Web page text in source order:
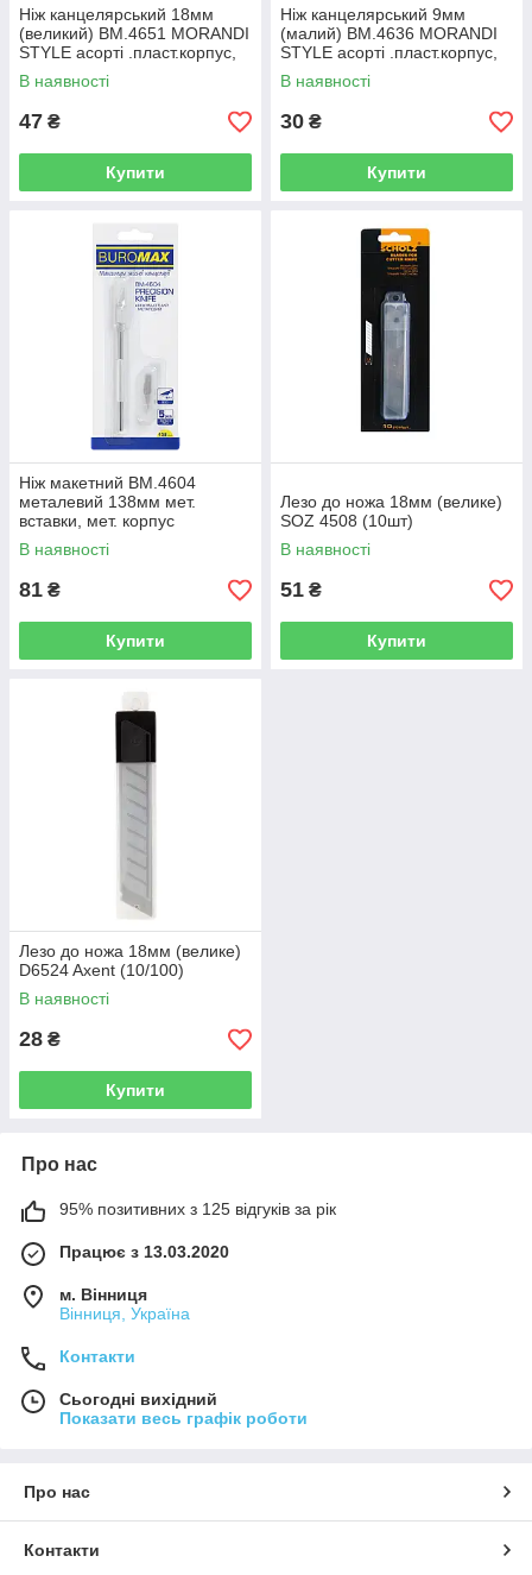
Ніж канцелярський 18мм
(великий) BM.4651 MORANDI
STYLE асорті .пласт.корпус,
мех.фіксатор леза (24)
В наявності
47 ₴
Купити
Ніж канцелярський 9мм
(малий) BM.4636 MORANDI
STYLE асорті .пласт.корпус,
мех.фіксатор леза (24)
В наявності
30 ₴
Купити
Ніж макетний BM.4604
металевий 138мм мет.
вставки, мет. корпус
В наявності
81 ₴
Купити
Лезо до ножа 18мм (велике)
SOZ 4508 (10шт)
В наявності
51 ₴
Купити
Лезо до ножа 18мм (велике)
D6524 Axent (10/100)
В наявності
28 ₴
Купити
Про нас
95% позитивних з 125 відгуків за рік
Працює з 13.03.2020
м. Вінниця
Вінниця, Україна
Контакти
Сьогодні вихідний
Показати весь графік роботи
Про нас
Контакти